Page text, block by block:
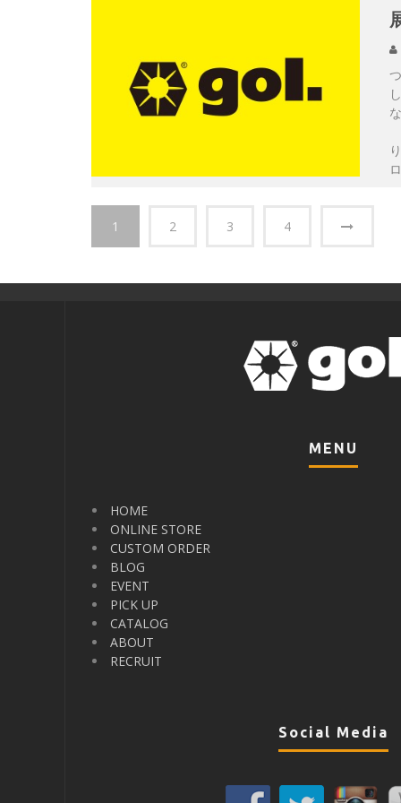
1 2 3 4
MENU
HOME
ONLINE STORE
CUSTOM ORDER
BLOG
EVENT
PICK UP
CATALOG
ABOUT
RECRUIT
Social Media